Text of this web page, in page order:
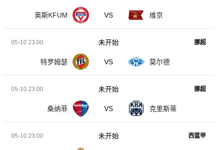
奥斯KFUM VS 维京
05-10 23:00 挪超
特罗姆瑟 VS 莫尔德
未开始
05-10 23:00 挪超
桑纳菲 VS 克里斯蒂
未开始
05-10 23:00 西篮甲
未开始